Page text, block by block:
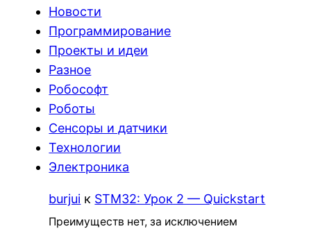
Новости
Программирование
Проекты и идеи
Разное
Робософт
Роботы
Сенсоры и датчики
Технологии
Электроника
burjui к STM32: Урок 2 — Quickstart
Преимуществ нет, за исключением